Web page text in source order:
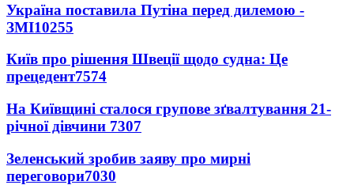
Україна поставила Путіна перед дилемою -
ЗМІ10255
Київ про рішення Швеції щодо судна: Це
прецедент7574
На Київщині сталося групове зґвалтування 21-
річної дівчини 7307
Зеленський зробив заяву про мирні
переговори7030